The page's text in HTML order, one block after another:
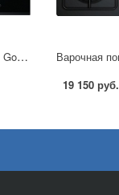
Варочная поверхность Gorenje ECT 680 ORA в Москве
19 150 руб.